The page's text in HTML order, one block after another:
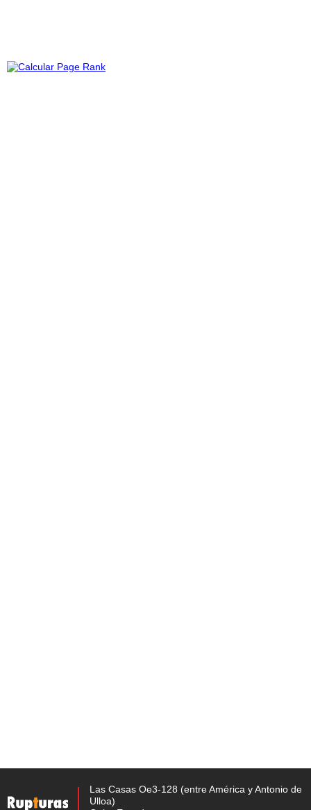
Las Casas Oe3-128 (entre América y Antonio de
Ulloa)